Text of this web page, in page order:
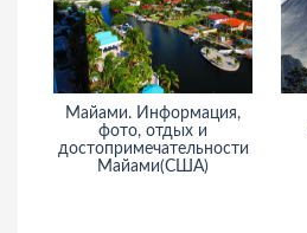
Майами. Информация,
фото, отдых и
достопримечательности
Майами(США)